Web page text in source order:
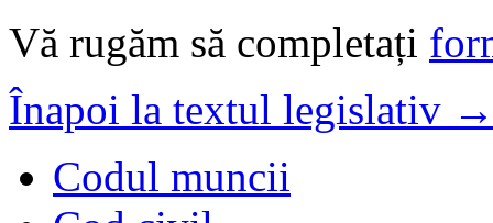
Vă rugăm să completați
Înapoi la textul legislativ
Codul muncii